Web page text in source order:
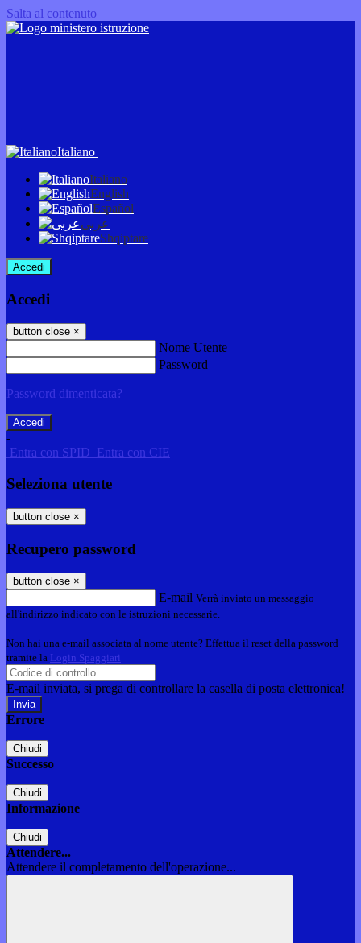
Salta al contenuto
Italiano
Italiano
English
Español
عربى
Shqiptare
Accedi
Accedi
button close ×
Nome Utente
Password
Password dimenticata?
-
Entra con SPID Entra con CIE
Seleziona utente
button close ×
Recupero password
button close ×
E-mail Verrà inviato un messaggio
all'indirizzo indicato con le istruzioni necessarie.
Non hai una e-mail associata al nome utente? Effettua il reset della password
tramite la Login Spaggiari
E-mail inviata, si prega di controllare la casella di posta elettronica!
Errore
Chiudi
Successo
Chiudi
Informazione
Chiudi
Attendere...
Attendere il completamento dell'operazione...